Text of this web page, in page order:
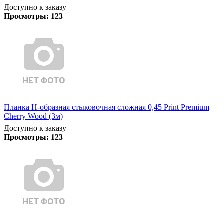
Доступно к заказу
Просмотры: 123
Планка Н-образная стыковочная сложная 0,45 Print Premium
Cherry Wood (3м)
Доступно к заказу
Просмотры: 123